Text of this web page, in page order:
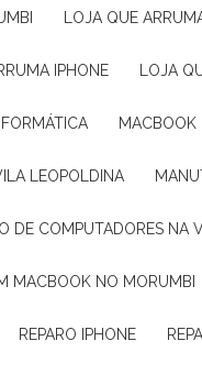
LOJA QUE
IPHONE LOJA
LEOPOLDINA
DE COMPUTADORES NA
MACBOOK NO MORUMBI
REPARO IPHONE